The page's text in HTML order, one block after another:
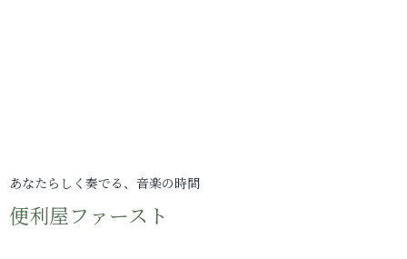
あなたらしく奏でる、音楽の時間
便利屋ファースト